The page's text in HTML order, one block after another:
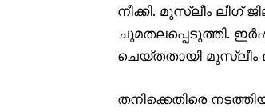
നീക്കി. മുസ്ലീം ലീഗ്
ചുമതലപ്പെടുത്തി.
ചെയ്തതായി മുസ്ലീം
തനിക്കെതിരെ